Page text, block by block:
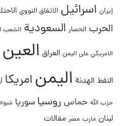
إيران اسرائيل الاتفاق النووي
الحرب الحصار السعودية الشعب
الامريكي على اليمن العراق
النفط الهدنة اليمنامريكا
حزب الله حماس روسيا سوريا شبوة
لبنان مارب مصر مقالات